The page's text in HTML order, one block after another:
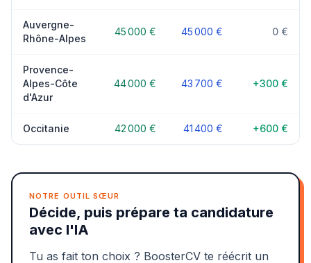
Auvergne-
Rhône-Alpes
45 000 € 45 000 € 0 €
Provence-
Alpes-Côte
d'Azur
44 000 € 43 700 € +300 €
Occitanie 42 000 € 41 400 € +600 €
NOTRE OUTIL SŒUR
Décide, puis prépare ta candidature
avec l'IA
Tu as fait ton choix ? BoosterCV te réécrit un